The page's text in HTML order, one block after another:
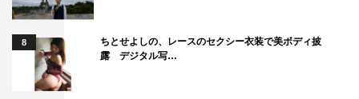
8
ちとせよしの、レースのセクシー衣装で美ボディ披
露 デジタル写…